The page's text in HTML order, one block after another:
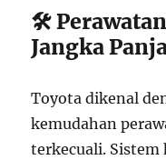
🛠️
Jangka
Toyota dikenal
kemudahan
terkecuali.